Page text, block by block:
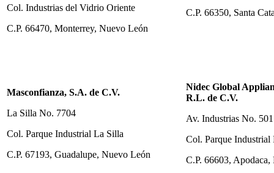
Col. Industrias del Vidrio Oriente
C.P. 66470, Monterrey, Nuevo León
C.P. 66350, Santa
Masconfianza, S.A. de C.V.
La Silla No. 7704
Col. Parque Industrial La Silla
C.P. 67193, Guadalupe, Nuevo León
Nidec Global
R.L. de C.V.
Av. Industrias No. 501
Col. Parque
C.P. 66603,